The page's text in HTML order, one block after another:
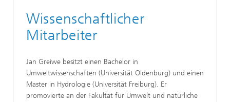
Wissenschaftlicher
Mitarbeiter
Jan Greiwe besitzt einen Bachelor in
Umweltwissenschaften (Universität Oldenburg) und einen
Master in Hydrologie (Universität Freiburg). Er
promovierte an der Fakultät für Umwelt und natürliche